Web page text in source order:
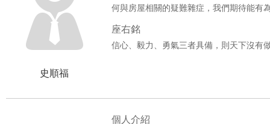
***賀成交***五甲極鮮~小邊間透天
***賀成交***正文山特區~御廳苑
***賀成交***市議會捷運站精美大二
何與房屋相關的疑難雜症，我們期待能有
座右銘
信心、毅力、勇氣三者具備，則天下沒有
史順福
個人介紹